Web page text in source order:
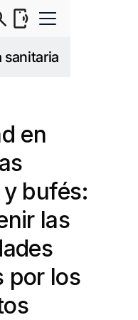
sanitaria
en
bufés:
las
por los